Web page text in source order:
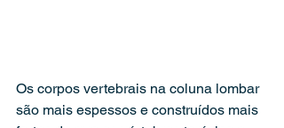
Os corpos vertebrais na coluna lombar
são mais espessos e construídos mais